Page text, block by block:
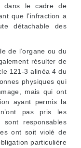
dans le cadre de
que l’infraction a
détachable des
de l’organe ou du
résulter de
121-3 alinéa 4 du
physiques qui
mais qui ont
ayant permis la
pas pris les
sont responsables
ont soit violé de
particulière